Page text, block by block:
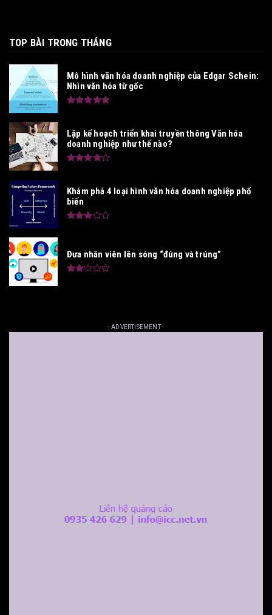
TOP BÀI TRONG THÁNG
Mô hình văn hóa doanh nghiệp của Edgar Schein:
Nhìn văn hóa từ gốc
Lập kế hoạch triển khai truyền thông Văn hóa
doanh nghiệp như thế nào?
Khám phá 4 loại hình văn hóa doanh nghiệp phổ
biến
Đưa nhân viên lên sóng “đúng và trúng”
- ADVERTISEMENT -